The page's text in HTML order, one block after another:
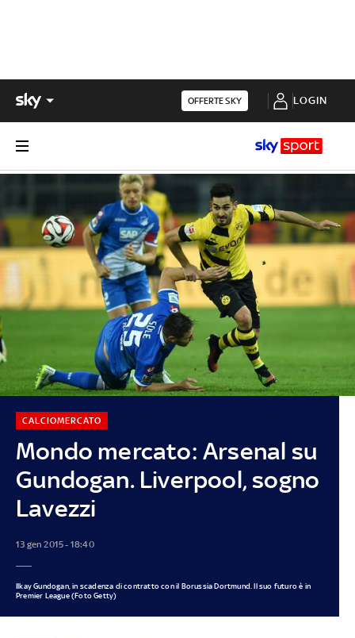
OFFERTE SKY LOGIN
Mondo mercato: Arsenal su
Gundogan. Liverpool, sogno
Lavezzi
CALCIOMERCATO
13 gen 2015 - 18:40
Ilkay Gundogan, in scadenza di contratto con il Borussia Dortmund. Il suo futuro è in
Premier League (Foto Getty)